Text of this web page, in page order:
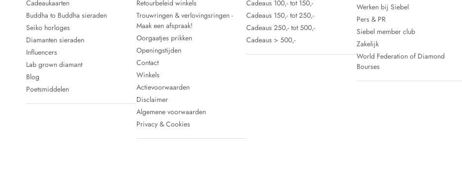
Cadeaukaarten
Buddha to Buddha sieraden
Seiko horloges
Diamanten sieraden
Influencers
Lab grown diamant
Blog
Poetsmiddelen
Retourbeleid winkels
Trouwringen & verlovingsringen -
Maak een afspraak!
Oorgaatjes prikken
Openingstijden
Contact
Winkels
Actievoorwaarden
Disclaimer
Algemene voorwaarden
Privacy & Cookies
Cadeaus 100,- tot 150,-
Cadeaus 150,- tot 250,-
Cadeaus 250,- tot 500,-
Cadeaus > 500,-
Werken bij Siebel
Pers & PR
Siebel member club
Zakelijk
World Federation of Diamond
Bourses